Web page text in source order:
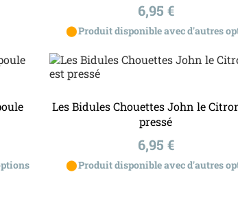
Prix
6,95 €
⬤Produit disponible avec d'autres
Les Bidules Chouettes John le
pressé
Prix
6,95 €
⬤Produit disponible avec d'autres